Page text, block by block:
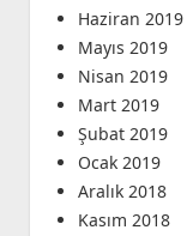
Haziran 2019
Mayıs 2019
Nisan 2019
Mart 2019
Şubat 2019
Ocak 2019
Aralık 2018
Kasım 2018